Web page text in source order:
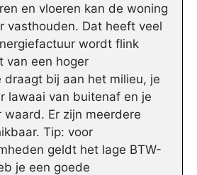
en vloeren kan de woning
vasthouden. Dat heeft veel
wordt flink
van een hoger
bij aan het milieu, je
lawaai van buitenaf en je
Er zijn meerdere
Tip: voor
geldt het lage BTW-
je een goede